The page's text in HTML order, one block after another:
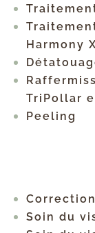
Harmony
TriPollar
Peeling
Soin du